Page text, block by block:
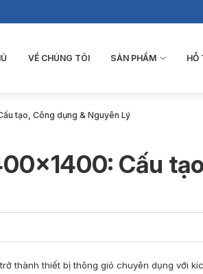
VỀ CHÚNG TÔI SẢN PHẨM HỖ
tạo, Công dụng & Nguyên Lý
Cấu
thành thiết bị thông gió chuyên dụng với